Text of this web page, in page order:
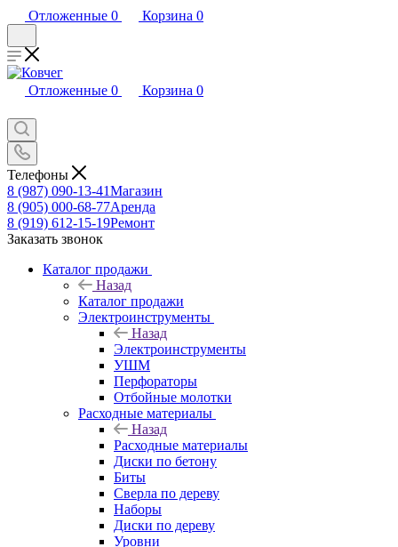
Отложенные 0 Корзина 0
Отложенные 0 Корзина 0
Телефоны
8 (987) 090-13-41Магазин
8 (905) 000-68-77Аренда
8 (919) 612-15-19Ремонт
Заказать звонок
Каталог продажи
Назад
Каталог продажи
Электроинструменты
Назад
Электроинструменты
УШМ
Перфораторы
Отбойные молотки
Расходные материалы
Назад
Расходные материалы
Диски по бетону
Биты
Сверла по дереву
Наборы
Диски по дереву
Уровни